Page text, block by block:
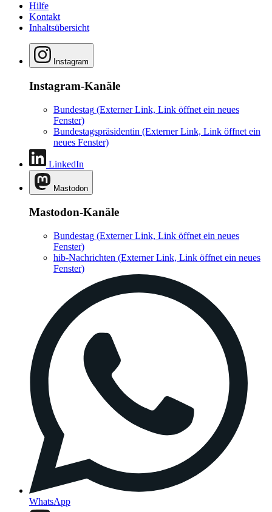
Hilfe
Kontakt
Inhaltsübersicht
Instagram
Instagram-Kanäle
Bundestag (Externer Link, Link öffnet ein neues
Fenster)
Bundestagspräsidentin (Externer Link, Link öffnet ein
neues Fenster)
LinkedIn
Mastodon
Mastodon-Kanäle
Bundestag (Externer Link, Link öffnet ein neues
Fenster)
hib-Nachrichten (Externer Link, Link öffnet ein neues
Fenster)
WhatsApp